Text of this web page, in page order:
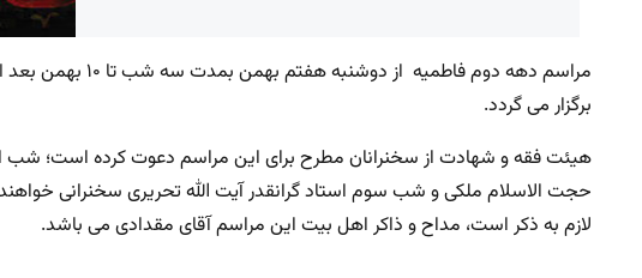
مراسم دهه دوم
برگزار می گردد.
هیئت فقه و شهادت از سخنرانان مطرح برای این مراسم دعوت کرده است؛ شب
حجت الاسلام ملکی و شب سوم استاد گرانقدر آیت الله تحریری سخنرانی
لازم به ذکر است، مداح و ذاکر اهل بیت این مراسم آقای مقدادی می باشد.